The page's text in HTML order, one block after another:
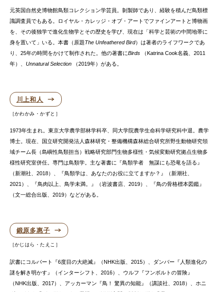
元英国自然史博物館鳥類コレクション学芸員。剝製師であり、経験を積んだ鳥類標
識調査員でもある。ロイヤル・カレッジ・オブ・アートでファインアートと博物画
を、その後独学で進化生物学とその歴史を学び、現在は「科学と芸術の中間地帯に
身を置いて」いる。本書（原題The Unfeathered Bird）は著者のライフワークであ
り、25年の時間をかけて制作された。他の著書にBirds（Katrina Cook名義、2011
年）、 Unnatural Selection（2019年）がある。
川上和人
かわかみ・かずと
1973年生まれ。東京大学農学部林学科卒、同大学院農学生命科学研究科中退。農学
博士。現在、国立研究開発法人森林研究・整備機構森林総合研究所野生動物研究領
域チーム長（島嶼性鳥類担当）戦略研究部門生物多様性・気候変動研究拠点生物多
様性研究室併任。専門は鳥類学。主な著書に『鳥類学者 無謀にも恐竜を語る』
（新潮社、2018）、『鳥類学は、あなたのお役に立てますか？』（新潮社、
2021）、『鳥肉以上、鳥学未満。』（岩波書店、2019）、『鳥の骨格標本図鑑』
（文一総合出版、2019）などがある。
鍛原多惠子
かじはら・たえこ
訳書にコルバート『6度目の大絶滅』（NHK出版、2015）、ダンバー『人類進化の
謎を解き明かす』（インターシフト、2016）、ウルフ『フンボルトの冒険』
（NHK出版、2017）、アッカーマン『鳥！ 驚異の知能』（講談社、2018）、ホニ